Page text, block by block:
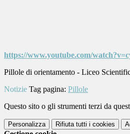
https://www.youtube.com/
Pillole di orientamento - Liceo
Notizie Tag pagina: Pillole
Questo sito o gli strumenti terzi da
Personalizza Rifiuta tutti i cookies